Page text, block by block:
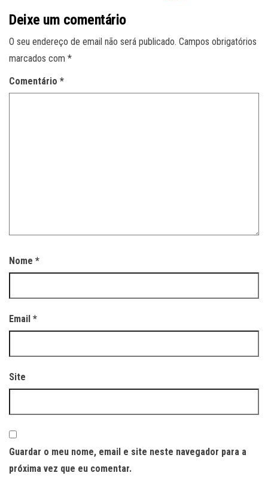
Deixe um comentário
O seu endereço de email não será publicado. Campos obrigatórios
marcados com *
Comentário *
Nome *
Email *
Site
Guardar o meu nome, email e site neste navegador para a
próxima vez que eu comentar.